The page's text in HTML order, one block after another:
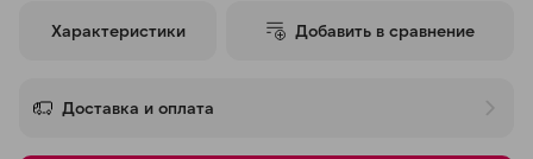
Характеристики Добавить в сравнение
Доставка и оплата
Подробнее